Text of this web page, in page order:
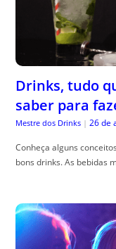
Drinks, tudo
saber para
Mestre dos Drinks | 26 de
Conheça alguns
bons drinks. As bebidas